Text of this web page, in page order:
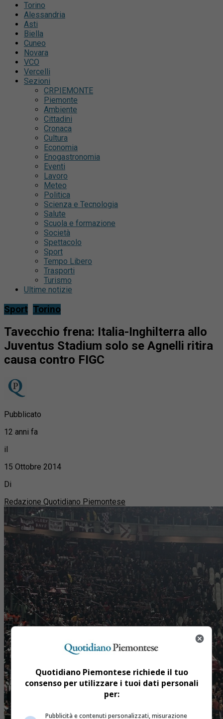
Torino
Alessandria
Asti
Biella
Cuneo
Novara
VCO
Vercelli
Sezioni
CRPIEMONTE
Piemonte
Ambiente
Cittadini
Cronaca
Cultura
Economia
Enogastronomia
Eventi
Lavoro
Meteo
Politica
Scienza e Tecnologia
Salute
Scuola e formazione
Società
Spettacolo
Sport
Tempo Libero
Trasporti
Turismo
Ultime notizie
Sport Torino
Tavecchio frena: Italia-Inghilterra allo
Juventus Stadium solo se Agnelli ritira
causa contro FIGC
Pubblicato
12 anni fa
il
15 Ottobre 2014
Di
Redazione Quotidiano Piemontese
Quotidiano Piemontese richiede il tuo
consenso per utilizzare i tuoi dati personali
per:
Pubblicità e contenuti personalizzati, misurazione